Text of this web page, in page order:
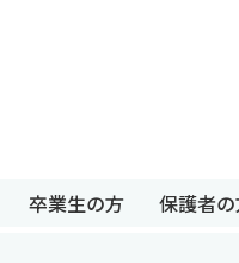
卒業生の方 保護者